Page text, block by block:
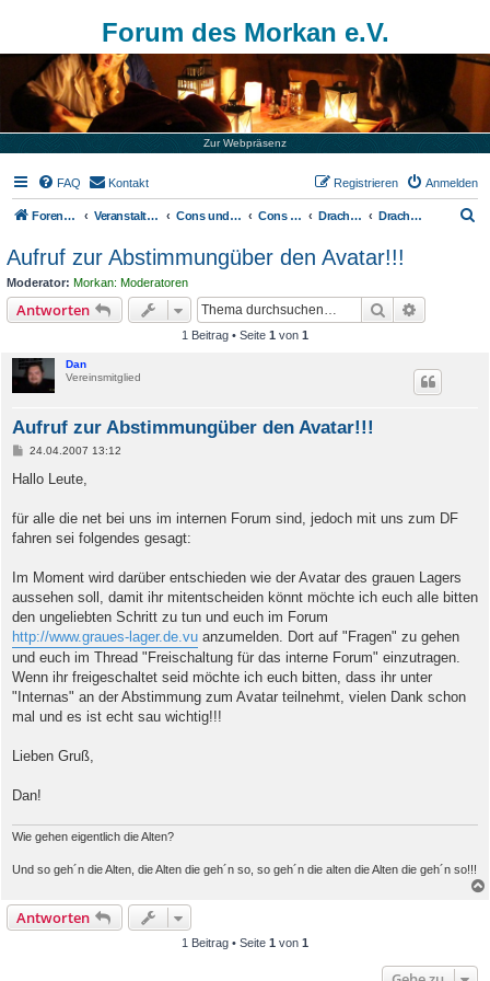
Forum des Morkan e.V.
Zur Webpräsenz
FAQ Kontakt Anmelden
Registrieren
Foren-Übersicht Veranstaltungen Cons und Tavernen Cons von externen Veranstaltern Drachenfest Drachenfest 2007
Aufruf zur Abstimmungüber den Avatar!!!
Moderator: Morkan: Moderatoren
Antworten Suche
1 Beitrag • Seite 1 von 1
Dan
Vereinsmitglied
Aufruf zur Abstimmungüber den Avatar!!!
B
i
a
24.04.2007 13:12
Hallo Leute,
für alle die net bei uns im internen Forum sind, jedoch mit uns zum DF
fahren sei folgendes gesagt:
Im Moment wird darüber entschieden wie der Avatar des grauen Lagers
aussehen soll, damit ihr mitentscheiden könnt möchte ich euch alle bitten
den ungeliebten Schritt zu tun und euch im Forum
http://www.graues-lager.de.vu anzumelden. Dort auf "Fragen" zu gehen
und euch im Thread "Freischaltung für das interne Forum" einzutragen.
Wenn ihr freigeschaltet seid möchte ich euch bitten, dass ihr unter
"Internas" an der Abstimmung zum Avatar teilnehmt, vielen Dank schon
mal und es ist echt sau wichtig!!!
Lieben Gruß,
Dan!
Wie gehen eigentlich die Alten?
Und so geh´n die Alten, die Alten die geh´n so, so geh´n die alten die Alten die geh´n so!!!
Antworten
1 Beitrag • Seite 1 von 1